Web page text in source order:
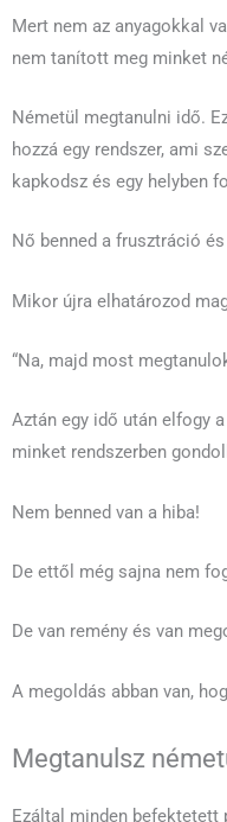
Mert nem az anyagokkal
nem tanított meg minket
Németül megtanulni idő.
hozzá egy rendszer, ami
kapkodsz és egy helyben
Nő benned a frusztráció
Mikor újra elhatározod
“Na, majd most
Aztán egy idő után elfogy
minket rendszerben
Nem benned van a hiba!
De ettől még sajna nem
De van remény és van
A megoldás abban van,
Megtanulsz
Ezáltal minden befektetett